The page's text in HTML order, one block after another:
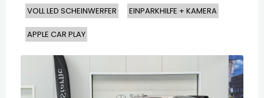
VOLL LED SCHEINWERFER EINPARKHILFE + KAMERA
APPLE CAR PLAY